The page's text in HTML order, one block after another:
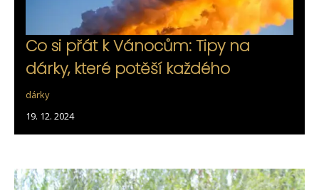
Co si přát k Vánocům: Tipy na
dárky, které potěší každého
dárky
19. 12. 2024